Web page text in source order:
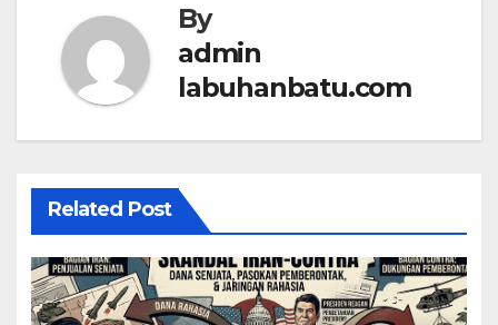
By
admin
labuhanbatu.com
Related Post